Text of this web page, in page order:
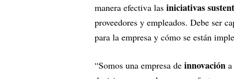
manera efectiva las iniciativas
proveedores y empleados. Debe ser
para la empresa y cómo se están
“Somos una empresa de innovación